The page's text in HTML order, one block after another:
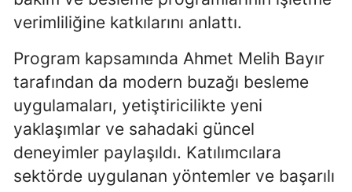
Tokat
Trabzon
Tunceli
Şanlıurfa
Uşak
verimliliğine katkılarını anlattı.
Program kapsamında Ahmet Melih Bayır
tarafından da modern buzağı besleme
uygulamaları, yetiştiricilikte yeni
yaklaşımlar ve sahadaki güncel
deneyimler paylaşıldı. Katılımcılara
sektörde uygulanan yöntemler ve başarılı